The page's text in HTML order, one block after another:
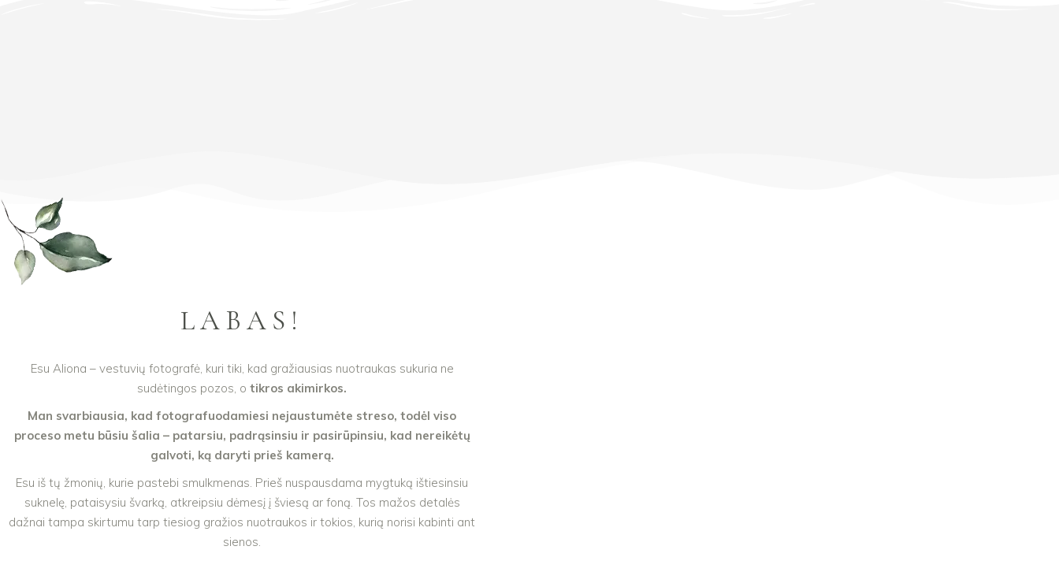
LABAS!
Esu Aliona – vestuvių fotografė, kuri tiki, kad gražiausias nuotraukas sukuria ne
sudėtingos pozos, otikros akimirkos.
Man svarbiausia, kad fotografuodamiesi nejaustumėte streso, todėl viso
proceso metu būsiu šalia – patarsiu, padrąsinsiu ir pasirūpinsiu, kad nereikėtų
galvoti, ką daryti prieš kamerą.
Esu iš tų žmonių, kurie pastebi smulkmenas. Prieš nuspausdama mygtuką ištiesinsiu
suknelę, pataisysiu švarką, atkreipsiu dėmesį į šviesą ar foną. Tos mažos detalės
dažnai tampa skirtumu tarp tiesiog gražios nuotraukos ir tokios, kurią norisi kabinti ant
sienos.